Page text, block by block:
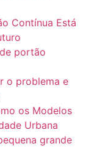
Contínua Está
portão
o problema e
os Modelos
Urbana
grande